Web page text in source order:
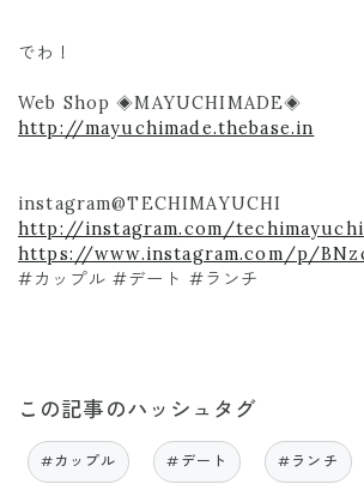
でわ！
Web Shop ◈MAYUCHIMADE◈
http://mayuchimade.thebase.in
instagram@TECHIMAYUCHI
http://instagram.com/techimayuchi
https://www.instagram.com/p/
#カップル #デート #ランチ
この記事のハッシュタグ
#カップル #デート #ランチ